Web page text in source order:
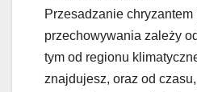
Przesadzanie chryzantem
przechowywania zależy
tym od regionu
znajdujesz, oraz od